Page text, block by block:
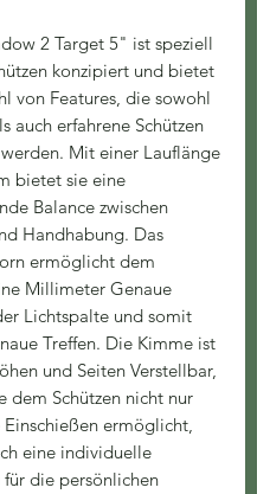
2 Target 5" ist speziell
konzipiert und bietet
von Features, die sowohl
auch erfahrene Schützen
Mit einer Lauflänge
bietet sie eine
Balance zwischen
Handhabung. Das
ermöglicht dem
Millimeter Genaue
Lichtspalte und somit
Treffen. Die Kimme ist
und Seiten Verstellbar,
dem Schützen nicht nur
Einschießen ermöglicht,
eine individuelle
die persönlichen